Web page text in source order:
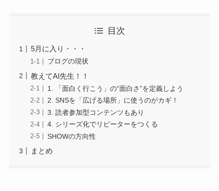
目次
5月に入り・・・
ブログの現状
教えてAI先生！！
1. 「面白く行こう」の“面白さ”を定義しよう
2. SNSを「広げる場所」に使うのがカギ！
3. 読者参加型コンテンツもあり
4. シリーズ化でリピーターをつくる
SHOWの方向性
まとめ